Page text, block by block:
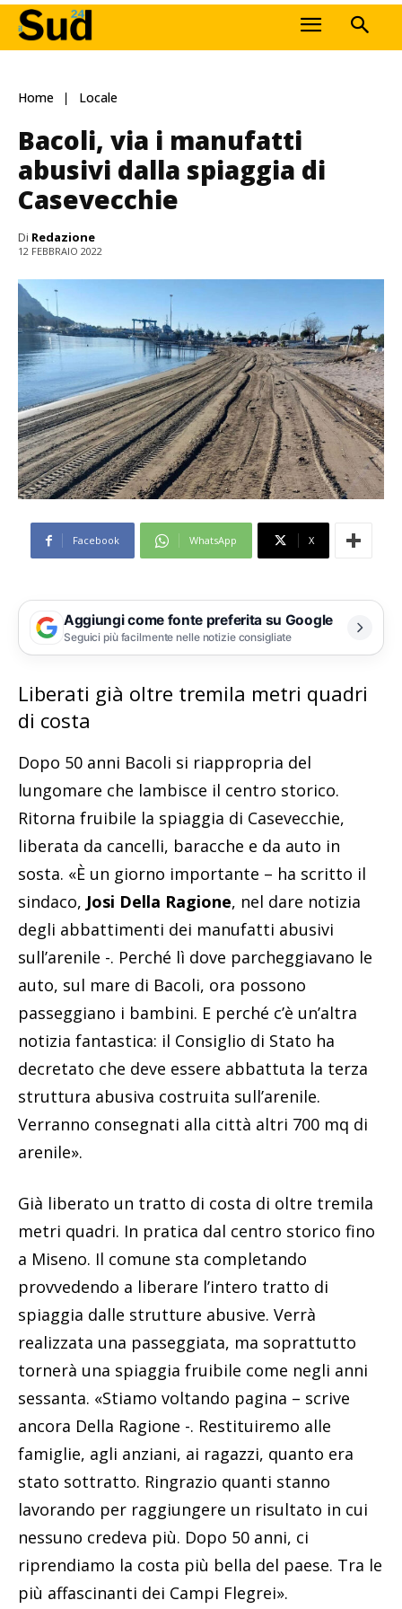
Home Locale
Bacoli, via i manufatti
abusivi dalla spiaggia di
Casevecchie
Di Redazione
12 FEBBRAIO 2022
Facebook WhatsApp X
Aggiungi come fonte preferita su Google
Seguici più facilmente nelle notizie consigliate
Liberati già oltre tremila metri quadri
di costa
Dopo 50 anni Bacoli si riappropria del
lungomare che lambisce il centro storico.
Ritorna fruibile la spiaggia di Casevecchie,
liberata da cancelli, baracche e da auto in
sosta. «È un giorno importante – ha scritto il
sindaco, Josi Della Ragione, nel dare notizia
degli abbattimenti dei manufatti abusivi
sull’arenile -. Perché lì dove parcheggiavano le
auto, sul mare di Bacoli, ora possono
passeggiano i bambini. E perché c’è un’altra
notizia fantastica: il Consiglio di Stato ha
decretato che deve essere abbattuta la terza
struttura abusiva costruita sull’arenile.
Verranno consegnati alla città altri 700 mq di
arenile».
Già liberato un tratto di costa di oltre tremila
metri quadri. In pratica dal centro storico fino
a Miseno. Il comune sta completando
provvedendo a liberare l’intero tratto di
spiaggia dalle strutture abusive. Verrà
realizzata una passeggiata, ma soprattutto
tornerà una spiaggia fruibile come negli anni
sessanta. «Stiamo voltando pagina – scrive
ancora Della Ragione -. Restituiremo alle
famiglie, agli anziani, ai ragazzi, quanto era
stato sottratto. Ringrazio quanti stanno
lavorando per raggiungere un risultato in cui
nessuno credeva più. Dopo 50 anni, ci
riprendiamo la costa più bella del paese. Tra le
più affascinanti dei Campi Flegrei».